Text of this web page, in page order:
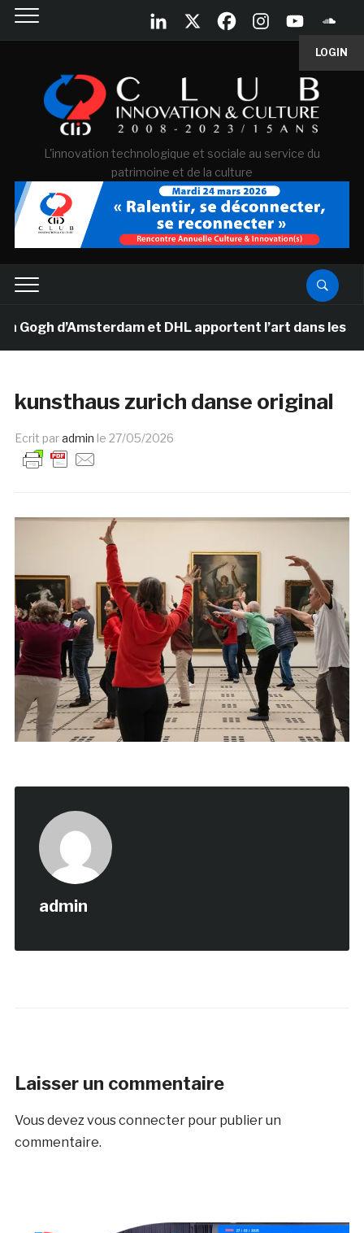
LOGIN
L'innovation technologique et sociale au service du
patrimoine et de la culture
d’Amsterdam et DHL apportent l’art dans les
kunsthaus zurich danse original
Ecrit paradmin le 27/05/2026
admin
Laisser un commentaire
Vous devezvous connecterpour publier un
commentaire.